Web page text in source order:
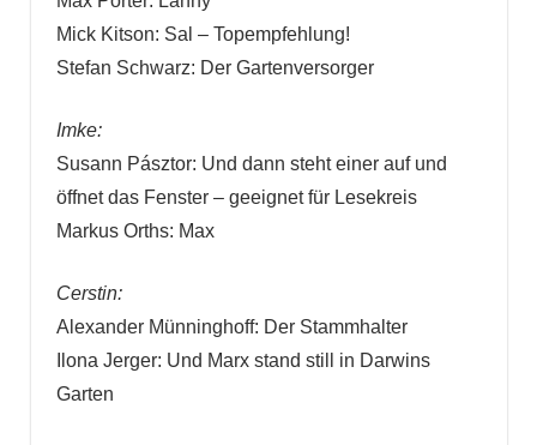
Mick Kitson: Sal – Topempfehlung!
Stefan Schwarz: Der Gartenversorger
Imke:
Susann Pásztor: Und dann steht einer auf und
öffnet das Fenster – geeignet für Lesekreis
Markus Orths: Max
Cerstin:
Alexander Münninghoff: Der Stammhalter
Ilona Jerger: Und Marx stand still in Darwins
Garten